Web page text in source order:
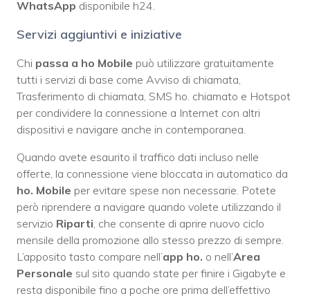
WhatsApp disponibile h24.
Servizi aggiuntivi e iniziative
Chi passa a ho Mobile può utilizzare gratuitamente
tutti i servizi di base come Avviso di chiamata,
Trasferimento di chiamata, SMS ho. chiamato e Hotspot
per condividere la connessione a Internet con altri
dispositivi e navigare anche in contemporanea.
Quando avete esaurito il traffico dati incluso nelle
offerte, la connessione viene bloccata in automatico da
ho. Mobile per evitare spese non necessarie. Potete
però riprendere a navigare quando volete utilizzando il
servizio Riparti, che consente di aprire nuovo ciclo
mensile della promozione allo stesso prezzo di sempre.
L’apposito tasto compare nell’app ho. o nell’Area
Personale sul sito quando state per finire i Gigabyte e
resta disponibile fino a poche ore prima dell’effettivo